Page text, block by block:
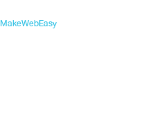
MakeWebEasy